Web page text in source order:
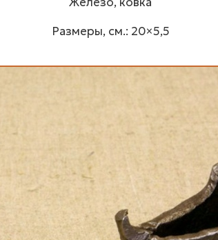
Размеры, см.: 20×5,5